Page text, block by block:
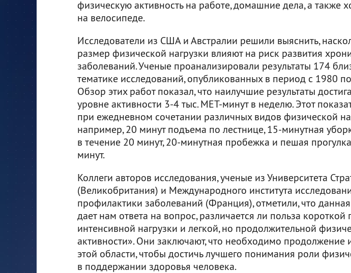
физическую активность на работе, домашние дела, а также
на велосипеде.
Исследователи из США и Австралии решили выяснить,
размер физической нагрузки влияют на риск развития
заболеваний. Ученые проанализировали результаты 174
тематике исследований, опубликованных в период с 1980
Обзор этих работ показал, что наилучшие результаты
уровне активности 3-4 тыс. MET-минут в неделю. Этот
при ежедневном сочетании различных видов физической
например, 20 минут подъема по лестнице, 15-минутная
в течение 20 минут, 20-минутная пробежка и пешая
минут.
Коллеги авторов исследования, ученые из Университета
(Великобритания) и Международного института
профилактики заболеваний (Франция), отметили, что
дает нам ответа на вопрос, различается ли польза
интенсивной нагрузки и легкой, но продолжительной
активности». Они заключают, что необходимо продолжение
этой области, чтобы достичь лучшего понимания роли
в поддержании здоровья человека.